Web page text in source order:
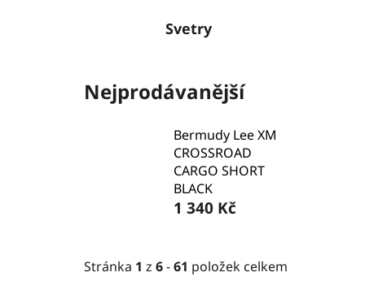
Svetry
Nejprodávanější
Bermudy Lee XM
CROSSROAD
CARGO SHORT
BLACK
1 340 Kč
Stránka 1 z 6-61 položek celkem